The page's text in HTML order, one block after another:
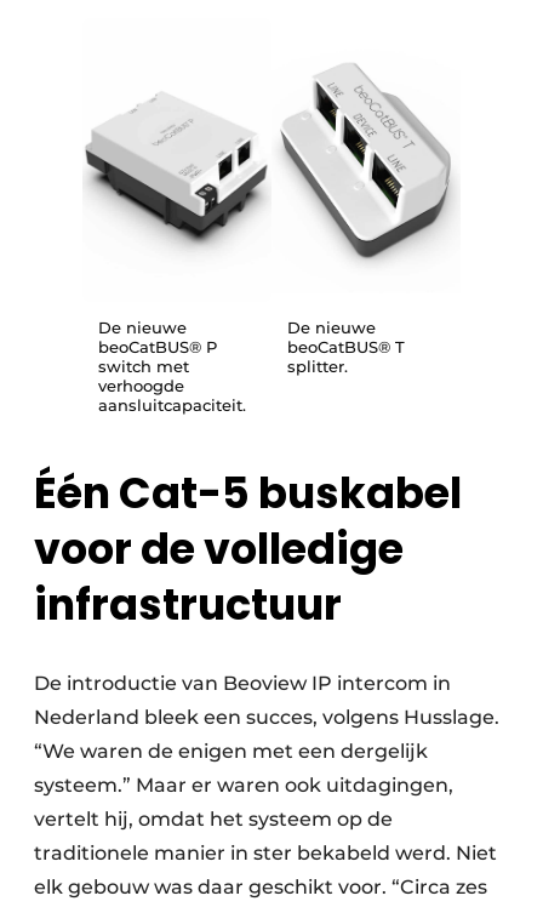
De nieuwe
beoCatBUS® P
switch met
verhoogde
aansluitcapaciteit.
De nieuwe
beoCatBUS® T
splitter.
Één Cat-5 buskabel
voor de volledige
infrastructuur
De introductie van Beoview IP intercom in
Nederland bleek een succes, volgens ­Husslage.
“We waren de enigen met een dergelijk
systeem.” Maar er waren ook uitdagingen,
vertelt hij, omdat het systeem op de
traditionele manier in ster bekabeld werd. Niet
elk gebouw was daar geschikt voor. “Circa zes